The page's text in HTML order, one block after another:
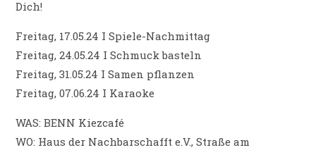
Dich!
Freitag, 17.05.24 I Spiele-Nachmittag
Freitag, 24.05.24 I Schmuck basteln
Freitag, 31.05.24 I Samen pflanzen
Freitag, 07.06.24 I Karaoke
WAS: BENN Kiezcafé
WO: Haus der Nachbarschafft e.V., Straße am